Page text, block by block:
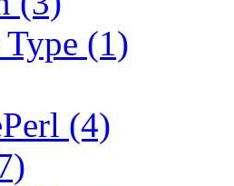
(1)
(4)